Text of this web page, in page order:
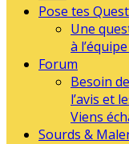
Pose tes
Une
à
Forum
Besoin
l’avis et
Viens
Sourds &